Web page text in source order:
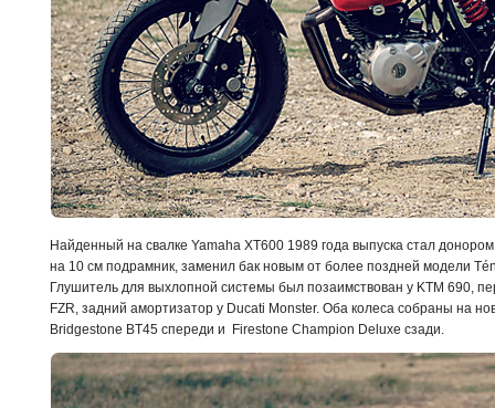
Найденный на свалке Yamaha XT600 1989 года выпуска стал
на 10 см подрамник, заменил бак новым от более поздней модели
Глушитель для выхлопной системы был позаимствован у KTM 690,
FZR, задний амортизатор у Ducati Monster. Оба колеса собраны на
Bridgestone BT45 спереди и Firestone Champion Deluxe сзади.